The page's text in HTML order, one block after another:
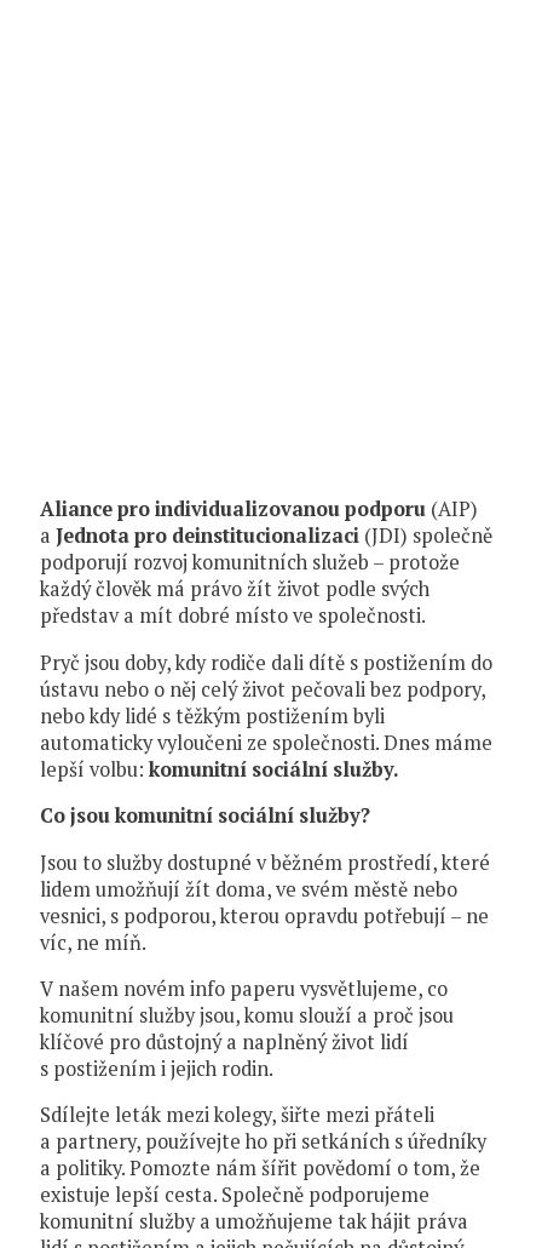
Aliance pro individualizovanou podporu (AIP)
aJednota pro deinstitucionalizaci (JDI) společně
podporují rozvoj komunitních služeb – protože
každý člověk má právo žít život podle svých
představ a mít dobré místo ve společnosti.
Pryč jsou doby, kdy rodiče dali dítě s postižením do
ústavu nebo o něj celý život pečovali bez podpory,
nebo kdy lidé s těžkým postižením byli
automaticky vyloučeni ze společnosti. Dnes máme
lepší volbu:komunitní sociální služby.
Co jsou komunitní sociální služby?
Jsou to služby dostupné v běžném prostředí, které
lidem umožňují žít doma, ve svém městě nebo
vesnici, s podporou, kterou opravdu potřebují – ne
víc, ne míň.
V našem novém info paperu vysvětlujeme, co
komunitní služby jsou, komu slouží a proč jsou
klíčové pro důstojný a naplněný život lidí
s postižením i jejich rodin.
Sdílejte leták mezi kolegy, šiřte mezi přáteli
a partnery, používejte ho při setkáních s úředníky
a politiky. Pomozte nám šířit povědomí o tom, že
existuje lepší cesta. Společně podporujeme
komunitní služby a umožňujeme tak hájit práva